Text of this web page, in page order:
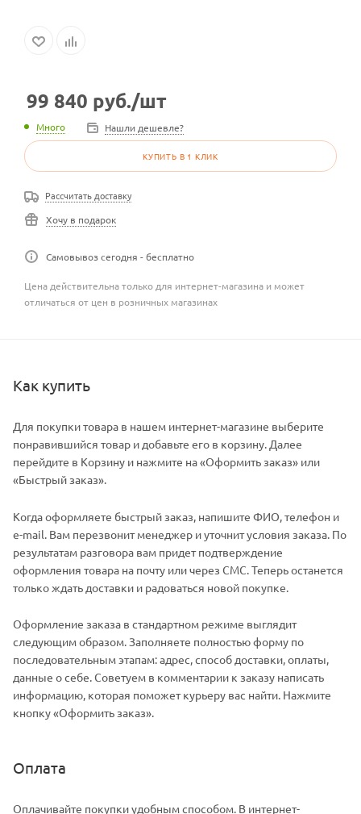
99 840 руб./шт
Много Нашли дешевле?
КУПИТЬ В 1 КЛИК
Рассчитать доставку
Хочу в подарок
Самовывоз сегодня - бесплатно
Цена действительна только для интернет-магазина и может
отличаться от цен в розничных магазинах
Как купить
Для покупки товара в нашем интернет-магазине выберите
понравившийся товар и добавьте его в корзину. Далее
перейдите в Корзину и нажмите на «Оформить заказ» или
«Быстрый заказ».
Когда оформляете быстрый заказ, напишите ФИО, телефон и
e-mail. Вам перезвонит менеджер и уточнит условия заказа. По
результатам разговора вам придет подтверждение
оформления товара на почту или через СМС. Теперь останется
только ждать доставки и радоваться новой покупке.
Оформление заказа в стандартном режиме выглядит
следующим образом. Заполняете полностью форму по
последовательным этапам: адрес, способ доставки, оплаты,
данные о себе. Советуем в комментарии к заказу написать
информацию, которая поможет курьеру вас найти. Нажмите
кнопку «Оформить заказ».
Оплата
Оплачивайте покупки удобным способом. В интернет-